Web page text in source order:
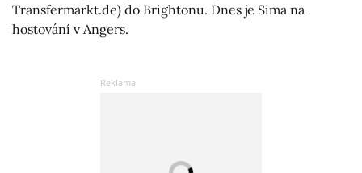
Transfermarkt.de) do Brightonu. Dnes je Sima na
hostování v Angers.